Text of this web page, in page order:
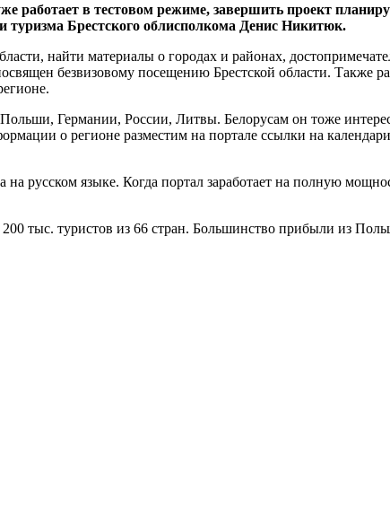
работает в тестовом режиме, завершить проект
туризма Брестского облисполкома Денис Никитюк.
найти материалы о городах и районах,
безвизовому посещению Брестской области. Также
Германии, России, Литвы. Белорусам он тоже
о регионе разместим на портале ссылки на
на русском языке. Когда портал заработает на полную
200 тыс. туристов из 66 стран. Большинство прибыли из